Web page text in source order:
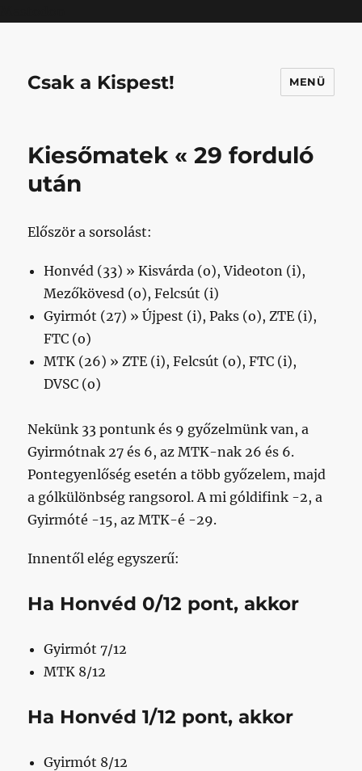
Csak a Kispest! MENÜ
Kiesőmatek « 29 forduló
után
Először a sorsolást:
Honvéd (33) » Kisvárda (o), Videoton (i),
Mezőkövesd (o), Felcsút (i)
Gyirmót (27) » Újpest (i), Paks (o), ZTE (i),
FTC (o)
MTK (26) » ZTE (i), Felcsút (o), FTC (i),
DVSC (o)
Nekünk 33 pontunk és 9 győzelmünk van, a
Gyirmótnak 27 és 6, az MTK-nak 26 és 6.
Pontegyenlőség esetén a több győzelem, majd
a gólkülönbség rangsorol. A mi góldifink -2, a
Gyirmóté -15, az MTK-é -29.
Innentől elég egyszerű:
Ha Honvéd 0/12 pont, akkor
Gyirmót 7/12
MTK 8/12
Ha Honvéd1/12 pont, akkor
Gyirmót 8/12